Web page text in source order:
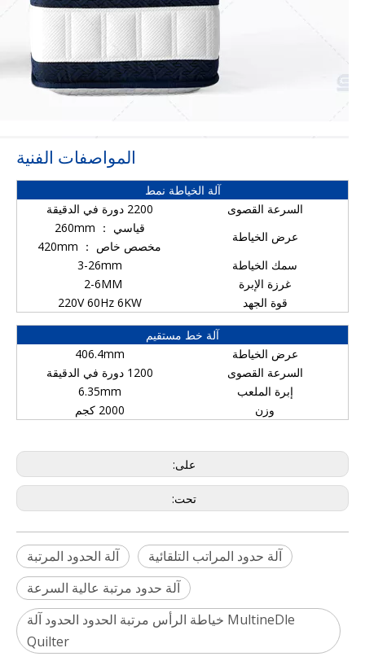
المواصفات الفنية
آلة الخياطة نمط
السرعة القصوى
2200 دورة في الدقيقة
عرض الخياطة
قياسي ： 260mm
مخصص خاص ： 420mm
سمك الخياطة
3-26mm
غرزة الإبرة
2-6MM
قوة الجهد
220V 60Hz 6KW
آلة خط مستقيم
عرض الخياطة
406.4mm
السرعة القصوى
1200 دورة في الدقيقة
إبرة الملعب
6.35mm
وزن
2000 كجم
على:
تحت:
آلة الحدود المرتبة
آلة حدود المراتب التلقائية
آلة حدود مرتبة عالية السرعة
MultineDle خياطة الرأس مرتبة الحدود الحدود آلة
Quilter